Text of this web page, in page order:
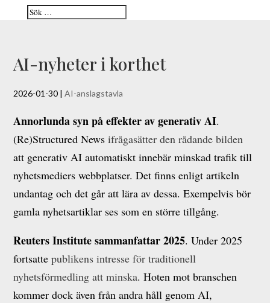
AI-nyheter i korthet
2026-01-30 |AI-anslagstavla
Annorlunda syn på effekter av generativ AI.
(Re)Structured Newsifrågasätter den rådande bilden
att generativ AI automatiskt innebär minskad trafik till
nyhetsmediers webbplatser. Det finns enligt artikeln
undantag och det går att lära av dessa. Exempelvis bör
gamla nyhetsartiklar ses som en större tillgång.
Reuters Institute sammanfattar 2025. Under 2025
fortsattepublikens intresse för traditionell
nyhetsförmedling att minska. Hoten mot branschen
kommer dock även från andra håll genom AI,